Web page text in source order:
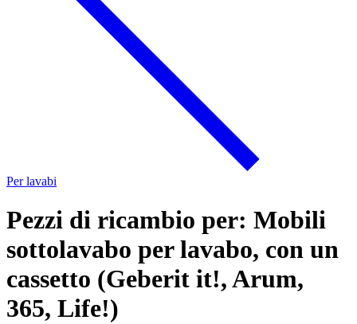
Per lavabi
Pezzi di ricambio per: Mobili
sottolavabo per lavabo, con un
cassetto (Geberit it!, Arum,
365, Life!)